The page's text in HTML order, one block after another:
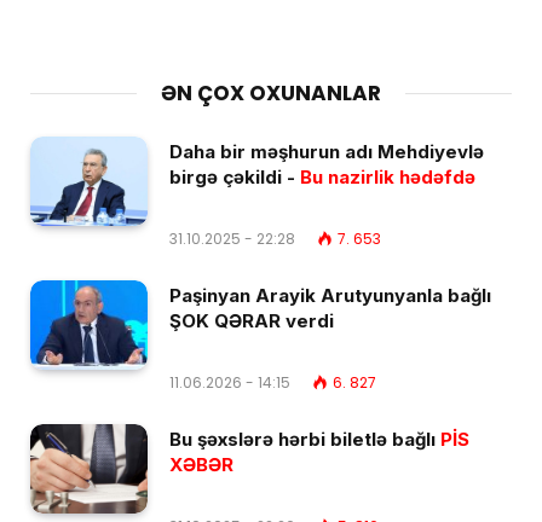
ƏN ÇOX OXUNANLAR
Daha bir məşhurun adı Mehdiyevlə
birgə çəkildi - Bu nazirlik hədəfdə
31.10.2025 - 22:28 7. 653
Paşinyan Arayik Arutyunyanla bağlı
ŞOK QƏRAR verdi
11.06.2026 - 14:15 6. 827
Bu şəxslərə hərbi biletlə bağlı PİS
XƏBƏR